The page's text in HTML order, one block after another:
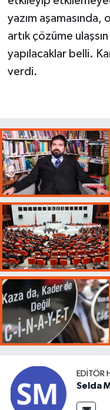
yazım
artık çözüme
yapılacaklar belli.
verdi.
EDITÖR
Selda